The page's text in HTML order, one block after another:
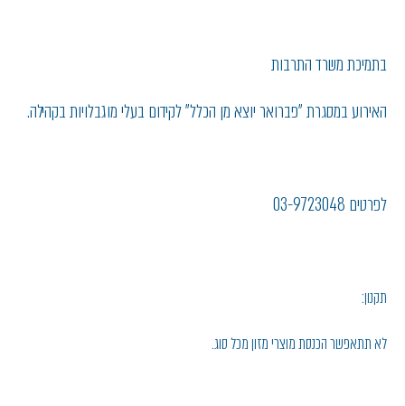
בתמיכת משרד התרבות
האירוע במסגרת "פברואר יוצא מן הכלל" לקידום בעלי מוגבלויות בקהילה.
לפרטים 03-9723048
תקנון:
לא תתאפשר הכנסת מוצרי מזון מכל סוג.